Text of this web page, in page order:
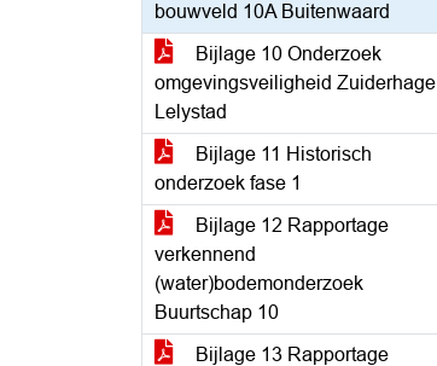
bouwveld 10A Buitenwaard
Bijlage 10 Onderzoek
omgevingsveiligheid Zuiderhage
Lelystad
Bijlage 11 Historisch
onderzoek fase 1
Bijlage 12 Rapportage
verkennend
(water)bodemonderzoek
Buurtschap 10
Bijlage 13 Rapportage